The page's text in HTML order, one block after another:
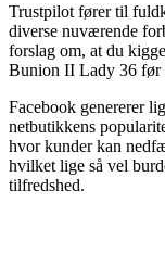
Trustpilot fører til
diverse nuværende
forslag om, at du
Bunion II Lady 36 før
Facebook genererer
netbutikkens
hvor kunder kan
hvilket lige så vel
tilfredshed.